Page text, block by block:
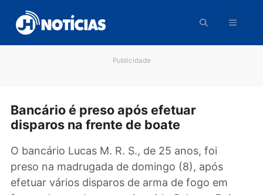
para
conteúdo
Bancário é preso após efetuar
O bancário Lucas M. R. S., de 25 anos, foi
preso na madrugada de domingo (8), após